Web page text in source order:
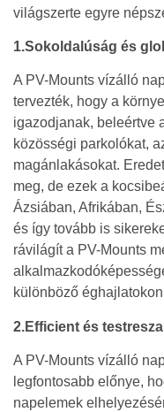
világszerte egyre
1.Sokoldalúság és
A PV-Mounts vízálló
tervezték, hogy a
igazodjanak, beleértve
közösségi parkolókat,
magánlakásokat.
meg, de ezek a
Ázsiában, Afrikában,
és így tovább is
rávilágít a PV-Mounts
különböző
2.Efficient és
A PV-Mounts vízálló
legfontosabb előnye,
napelemek